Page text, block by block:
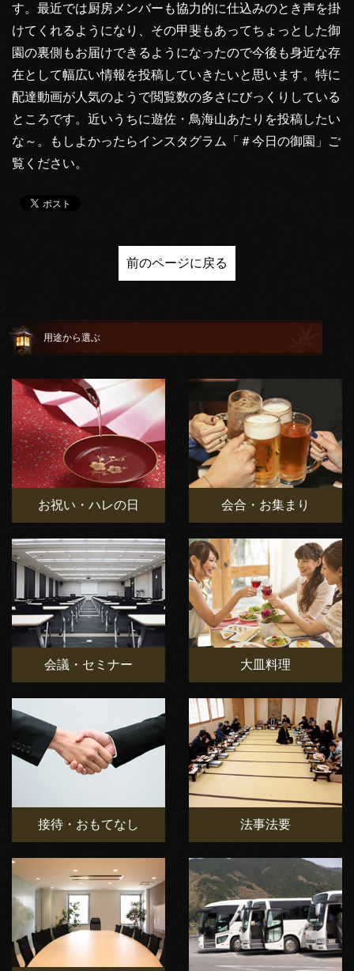
す。最近では厨房メンバーも協力的に仕込みのとき声を掛
けてくれるようになり、その甲斐もあってちょっとした御
園の裏側もお届けできるようになったので今後も身近な存
在として幅広い情報を投稿していきたいと思います。特に
配達動画が人気のようで閲覧数の多さにびっくりしている
ところです。近いうちに遊佐・鳥海山あたりを投稿したい
な～。もしよかったらインスタグラム「＃今日の御園」ご
覧ください。
前のページに戻る
用途から選ぶ
お祝い・ハレの日 会合・お集まり
会議・セミナー 大皿料理
接待・おもてなし 法事法要